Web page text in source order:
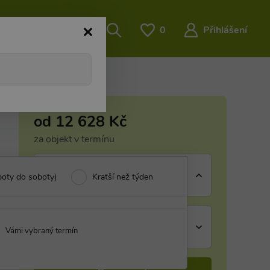
0 Přihlášení
od 12 628 Kč
za objekt v termínu
Vyberte volný termín
do soboty) Kratší než týden
Vámi vybraný termín
nevybráno